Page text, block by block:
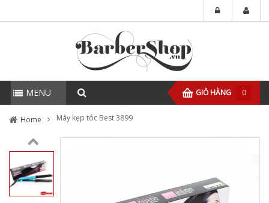
MENU GIỎ HÀNG 0
Home Máy kẹp tóc Best 3899